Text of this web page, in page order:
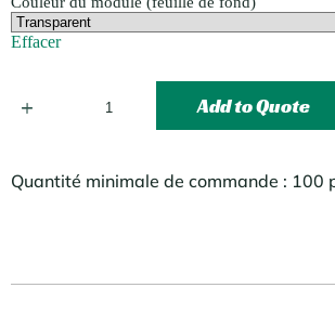
Effacer
Add to Quote
Quantité minimale de commande : 100